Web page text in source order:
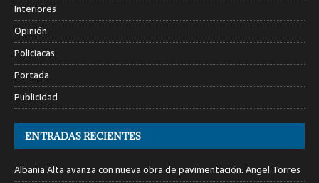
Interiores
Opinión
Policiacas
Portada
Publicidad
ENTRADAS RECIENTES
Albania Alta avanza con nueva obra de pavimentación: Angel Torres